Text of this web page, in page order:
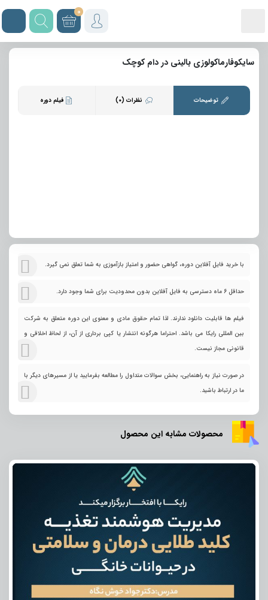
0
سایکوفارماکولوزی بالینی در دام کوچک
توضیحات نظرات (0) فیلم دوره
با خرید فایل آفلاین دوره، گواهی حضور و امتیاز بازآموزی به شما تعلق نمی گیرد.
حداقل 6 ماه دسترسی به فایل آفلاین بدون محدودیت برای شما وجود دارد.
فیلم ها قابلیت دانلود ندارند. لذا تمام حقوق مادی و معنوی این دوره متعلق به شرکت
بین المللی رایکا می باشد. احتراما هرگونه انتشار یا کپی برداری از آن، از لحاظ اخلاقی و
قانونی مجاز نیست.
در صورت نیاز به راهنمایی، بخش سوالات متداول را مطالعه بفرمایید یا از مسیرهای دیگر با
ما در ارتباط باشید.
محصولات مشابه این محصول